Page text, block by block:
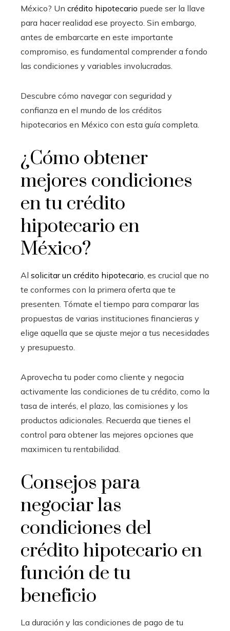
México? Un crédito hipotecario puede ser la llave
para hacer realidad ese proyecto. Sin embargo,
antes de embarcarte en este importante
compromiso, es fundamental comprender a fondo
las condiciones y variables involucradas.
Descubre cómo navegar con seguridad y
confianza en el mundo de los créditos
hipotecarios en México con esta guía completa.
¿Cómo obtener
mejores condiciones
en tu crédito
hipotecario en
México?
Al solicitar un crédito hipotecario, es crucial que no
te conformes con la primera oferta que te
presenten. Tómate el tiempo para comparar las
propuestas de varias instituciones financieras y
elige aquella que se ajuste mejor a tus necesidades
y presupuesto.
Aprovecha tu poder como cliente y negocia
activamente las condiciones de tu crédito, como la
tasa de interés, el plazo, las comisiones y los
productos adicionales. Recuerda que tienes el
control para obtener las mejores opciones que
maximicen tu rentabilidad.
Consejos para
negociar las
condiciones del
crédito hipotecario en
función de tu
beneficio
La duración y las condiciones de pago de tu